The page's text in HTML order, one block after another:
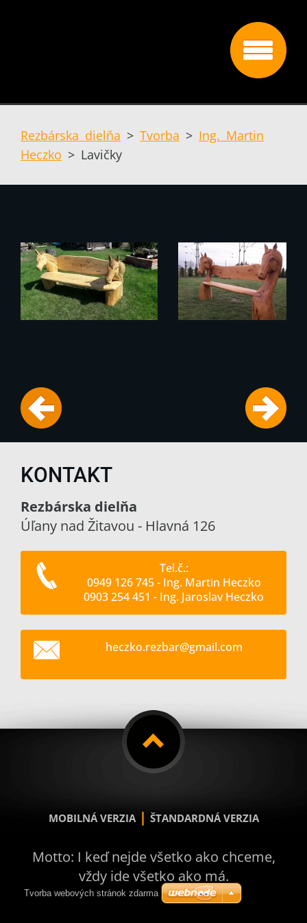
Rezbárska dielňa > Tvorba > Ing. Martin
Heczko > Lavičky
KONTAKT
Rezbárska dielňa
Úľany nad Žitavou - Hlavná 126
Tel.č.:
0949 126 745 - Ing. Martin Heczko
0903 254 451 - Ing. Jaroslav Heczko
heczko.rezbar@gmail.com
MOBILNÁ VERZIA | ŠTANDARDNÁ VERZIA
Motto: I keď nejde všetko ako chceme,
vždy ide všetko ako má.
Tvorba webových stránok zdarma